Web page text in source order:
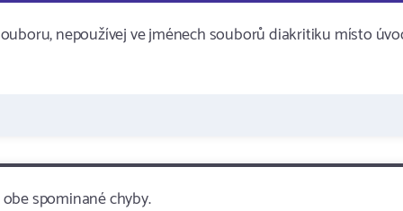
nepoužívej ve jménech souborů diakritiku místo
spominané chyby.